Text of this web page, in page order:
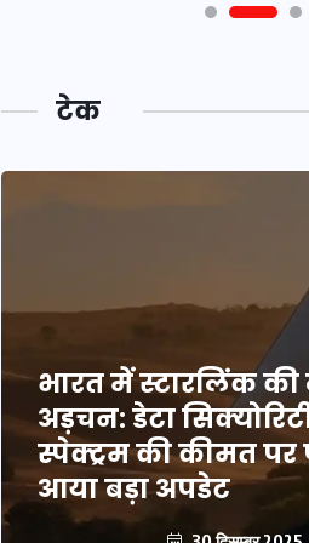
टेक
भारत में स्टारलिंक
अड़चन: डेटा
स्पेक्ट्रम की कीमत
आया बड़ा अपडेट